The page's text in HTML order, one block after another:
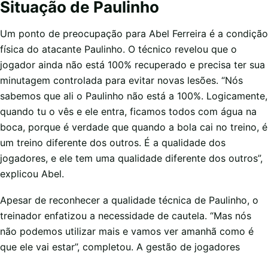
Situação de Paulinho
Um ponto de preocupação para Abel Ferreira é a condição
física do atacante Paulinho. O técnico revelou que o
jogador ainda não está 100% recuperado e precisa ter sua
minutagem controlada para evitar novas lesões. “Nós
sabemos que ali o Paulinho não está a 100%. Logicamente,
quando tu o vês e ele entra, ficamos todos com água na
boca, porque é verdade que quando a bola cai no treino, é
um treino diferente dos outros. É a qualidade dos
jogadores, e ele tem uma qualidade diferente dos outros”,
explicou Abel.
Apesar de reconhecer a qualidade técnica de Paulinho, o
treinador enfatizou a necessidade de cautela. “Mas nós
não podemos utilizar mais e vamos ver amanhã como é
que ele vai estar”, completou. A gestão de jogadores